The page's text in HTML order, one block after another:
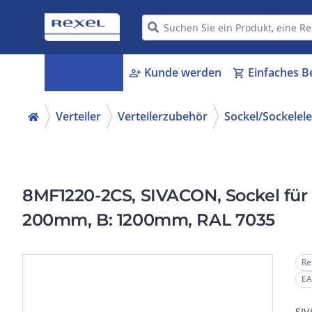
person_add Kunde werden shopping_cart Einfaches
Verteiler Verteilerzubehör Sockel/
8MF1220-2CS, SIVACON, Sockel
200mm, B: 1200mm, RAL 7035